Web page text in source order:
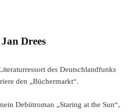
Jan Drees
des Deutschlandfunks
den „Büchermarkt“.
Debütroman „Staring at the Sun“,